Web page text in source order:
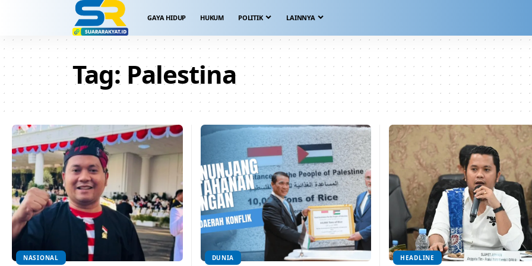
GAYA HIDUP HUKUM POLITIK LAINNYA
Tag: Palestina
NASIONAL DUNIA HEADLINE